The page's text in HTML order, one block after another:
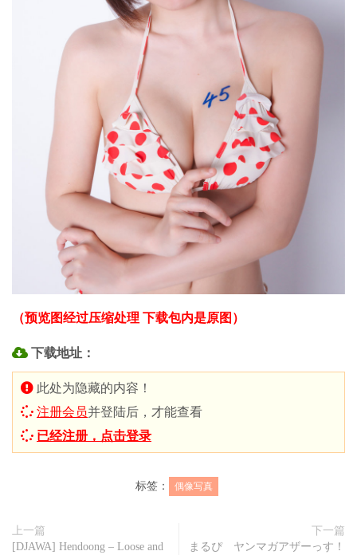
（预览图经过压缩处理 下载包内是原图）
下载地址：
此处为隐藏的内容！
注册会员并登陆后，才能查看
已经注册，点击登录
标签： 偶像写真
上一篇
[DJAWA] Hendoong – Loose and
下一篇
まるぴ ヤンマガアザーっす！